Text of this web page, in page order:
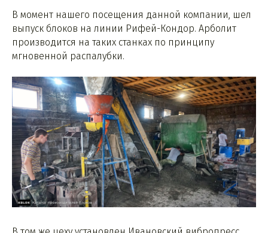
В момент нашего посещения данной компании, шел
выпуск блоков на линии Рифей-Кондор. Арболит
производится на таких станках по принципу
мгновенной распалубки.